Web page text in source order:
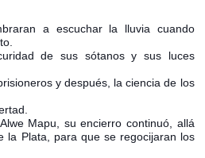
a escuchar la lluvia cuando
de sus sótanos y sus luces
y después, la ciencia de los
Mapu, su encierro continuó, allá
la Plata, para que se regocijaran los